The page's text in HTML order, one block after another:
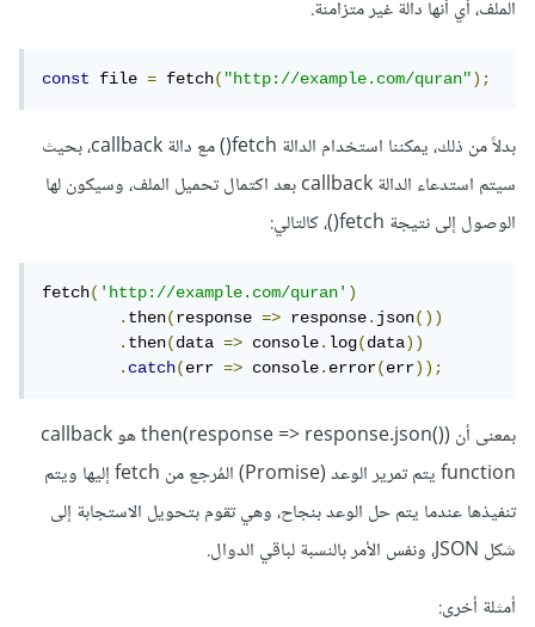
الملف، أي أنها دالة غير متزامنة.
const file = fetch("http://example.com/quran");
بدلاً من ذلك، يمكننا استخدام الدالة fetch() مع دالة callback، بحيث
سيتم استدعاء الدالة callback بعد اكتمال تحميل الملف، وسيكون لها
الوصول إلى نتيجة fetch()، كالتالي:
fetch('http://example.com/quran')
.then(response => response.json())
.then(data => console.log(data))
.catch(err => console.error(err));
بمعنى أن then(response => response.json()) هو callback
function يتم تمرير الوعد (Promise) المُرجع من fetch إليها ويتم
تنفيذها عندما يتم حل الوعد بنجاح، وهي تقوم بتحويل الاستجابة إلى
شكل JSON، ونفس الأمر بالنسبة لباقي الدوال.
أمثلة أخرى: